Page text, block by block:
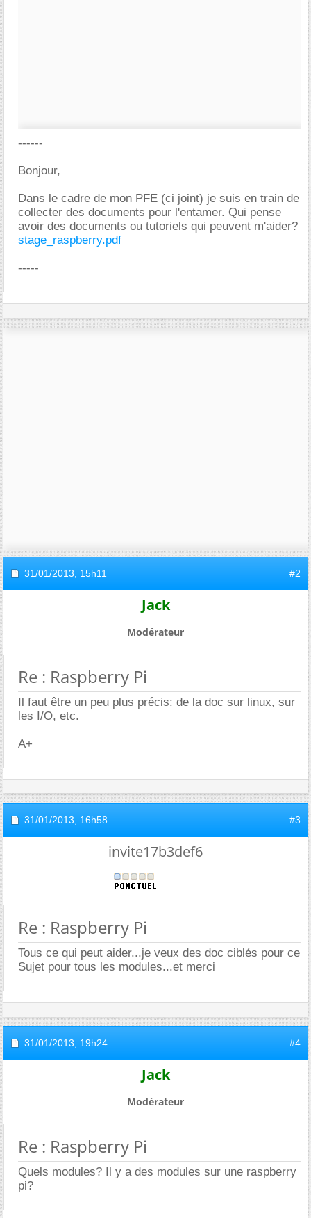
------
Bonjour,
Dans le cadre de mon PFE (ci joint) je suis en train de
collecter des documents pour l'entamer. Qui pense
avoir des documents ou tutoriels qui peuvent m'aider?
stage_raspberry.pdf
-----
31/01/2013, 15h11 #2
Jack
Modérateur
Re : Raspberry Pi
Il faut être un peu plus précis: de la doc sur linux, sur
les I/O, etc.
A+
31/01/2013, 16h58 #3
invite17b3def6
Re : Raspberry Pi
Tous ce qui peut aider...je veux des doc ciblés pour ce
Sujet pour tous les modules...et merci
31/01/2013, 19h24 #4
Jack
Modérateur
Re : Raspberry Pi
Quels modules? Il y a des modules sur une raspberry
pi?